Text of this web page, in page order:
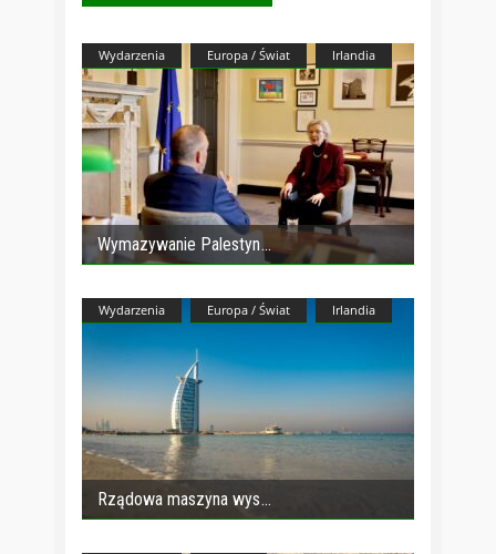
Wydarzenia Europa / Świat Irlandia
Wymazywanie Palestyn
Wydarzenia Europa / Świat Irlandia
Rządowa maszyna wys